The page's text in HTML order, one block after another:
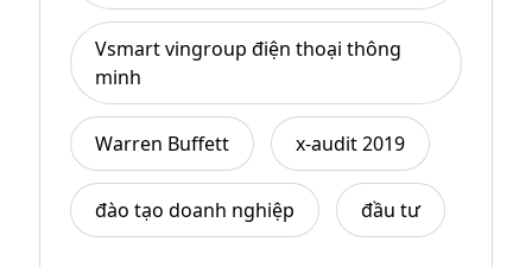
Vsmart vingroup điện thoại thông
minh
Warren Buffett x-audit 2019
đào tạo doanh nghiệp đầu tư